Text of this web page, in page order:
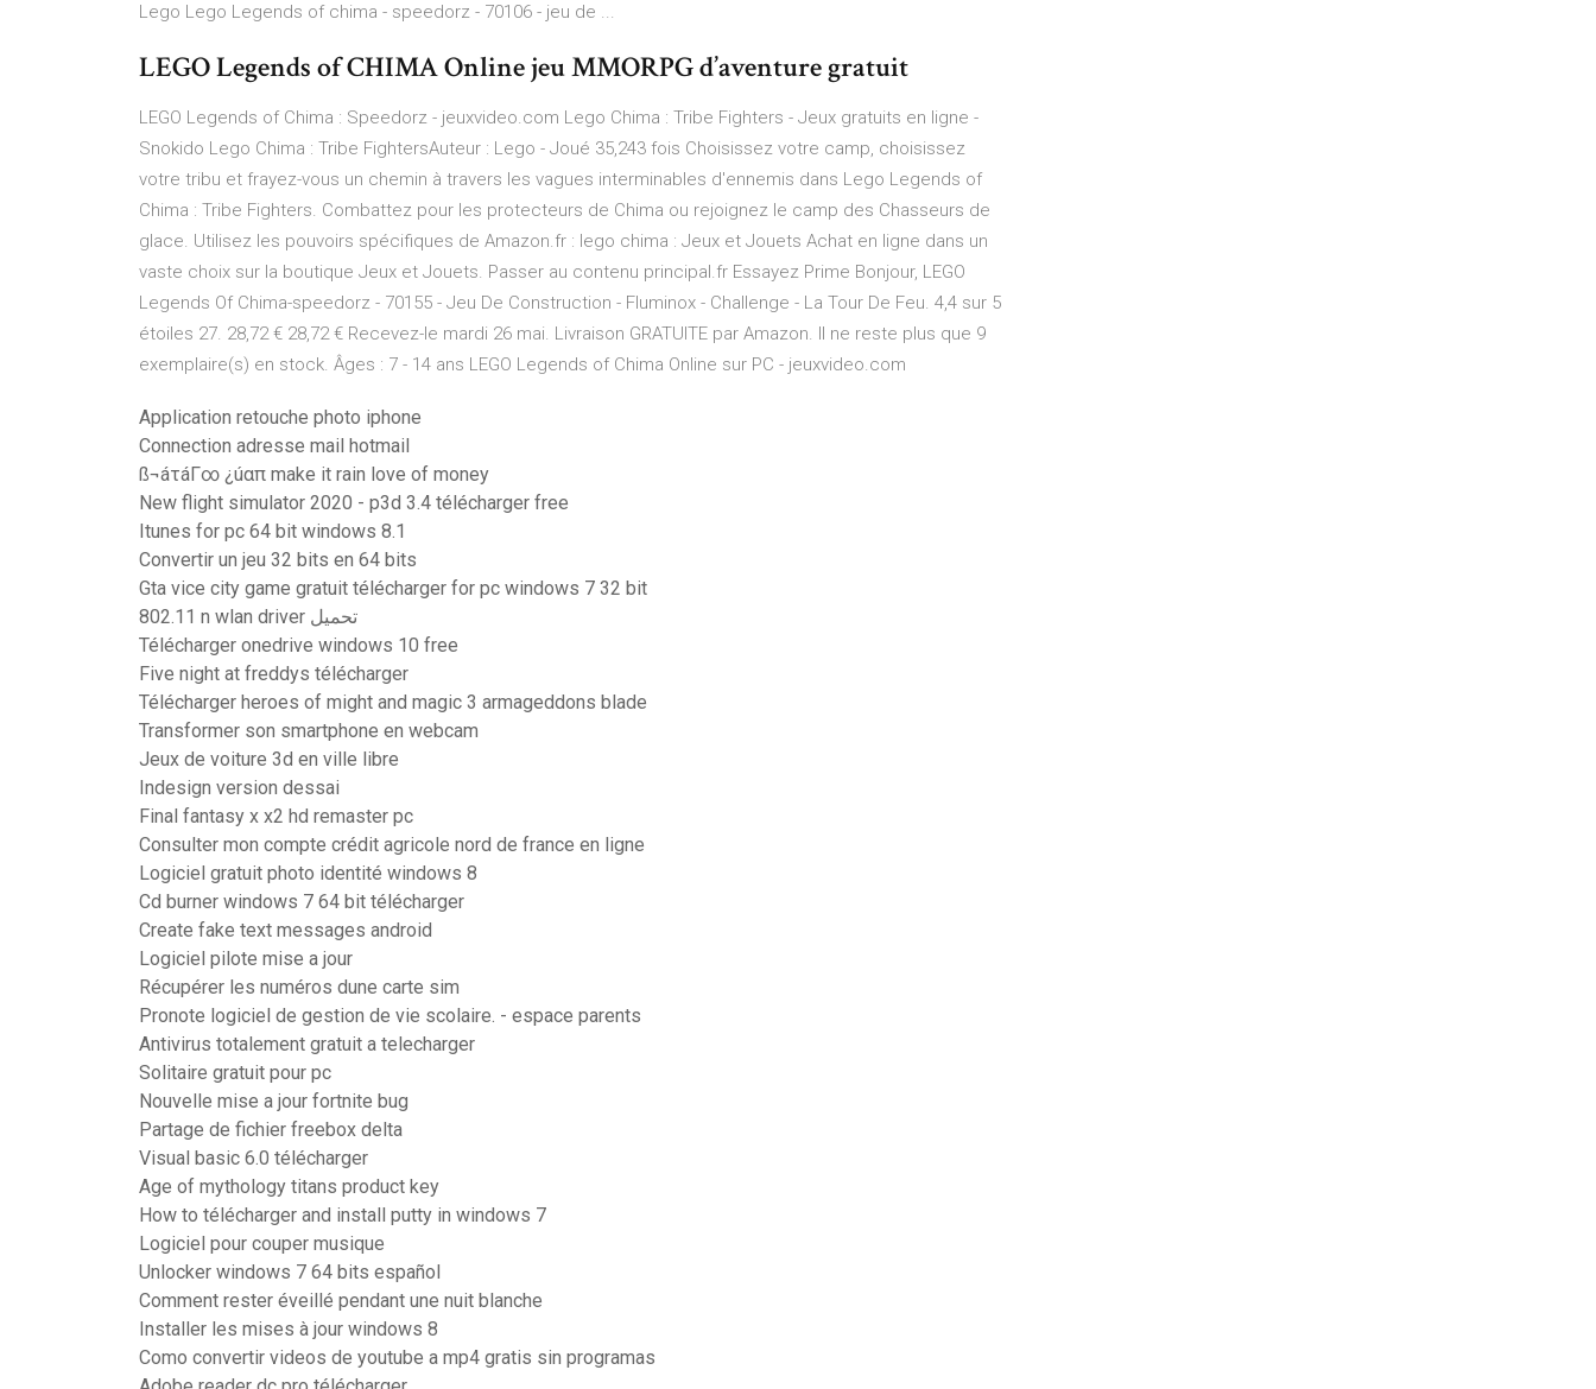
Lego Lego Legends of chima - speedorz - 70106 - jeu de ...
LEGO Legends of CHIMA Online jeu MMORPG d’aventure gratuit
LEGO Legends of Chima : Speedorz - jeuxvideo.com Lego Chima : Tribe Fighters - Jeux gratuits en ligne -
Snokido Lego Chima : Tribe FightersAuteur : Lego - Joué 35,243 fois Choisissez votre camp, choisissez
votre tribu et frayez-vous un chemin à travers les vagues interminables d'ennemis dans Lego Legends of
Chima : Tribe Fighters. Combattez pour les protecteurs de Chima ou rejoignez le camp des Chasseurs de
glace. Utilisez les pouvoirs spécifiques de Amazon.fr : lego chima : Jeux et Jouets Achat en ligne dans un
vaste choix sur la boutique Jeux et Jouets. Passer au contenu principal.fr Essayez Prime Bonjour, LEGO
Legends Of Chima-speedorz - 70155 - Jeu De Construction - Fluminox - Challenge - La Tour De Feu. 4,4 sur 5
étoiles 27. 28,72 € 28,72 € Recevez-le mardi 26 mai. Livraison GRATUITE par Amazon. Il ne reste plus que 9
exemplaire(s) en stock. Âges : 7 - 14 ans LEGO Legends of Chima Online sur PC - jeuxvideo.com
Application retouche photo iphone
Connection adresse mail hotmail
ß¬áτáΓ∞ ¿úαπ make it rain love of money
New flight simulator 2020 - p3d 3.4 télécharger free
Itunes for pc 64 bit windows 8.1
Convertir un jeu 32 bits en 64 bits
Gta vice city game gratuit télécharger for pc windows 7 32 bit
802.11 n wlan driver تحميل
Télécharger onedrive windows 10 free
Five night at freddys télécharger
Télécharger heroes of might and magic 3 armageddons blade
Transformer son smartphone en webcam
Jeux de voiture 3d en ville libre
Indesign version dessai
Final fantasy x x2 hd remaster pc
Consulter mon compte crédit agricole nord de france en ligne
Logiciel gratuit photo identité windows 8
Cd burner windows 7 64 bit télécharger
Create fake text messages android
Logiciel pilote mise a jour
Récupérer les numéros dune carte sim
Pronote logiciel de gestion de vie scolaire. - espace parents
Antivirus totalement gratuit a telecharger
Solitaire gratuit pour pc
Nouvelle mise a jour fortnite bug
Partage de fichier freebox delta
Visual basic 6.0 télécharger
Age of mythology titans product key
How to télécharger and install putty in windows 7
Logiciel pour couper musique
Unlocker windows 7 64 bits español
Comment rester éveillé pendant une nuit blanche
Installer les mises à jour windows 8
Como convertir videos de youtube a mp4 gratis sin programas